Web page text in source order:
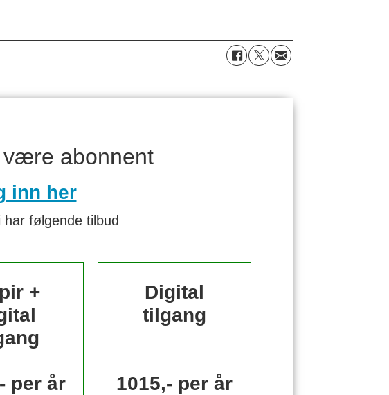
være abonnent
inn her
følgende tilbud
+
per år
Digital
tilgang
1015,- per år